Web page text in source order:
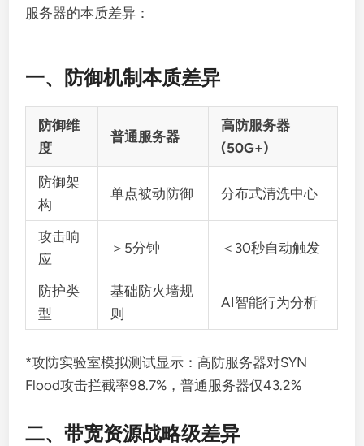
服务器的本质差异：
一、防御机制本质差异
防御维
度
普通服务器
高防服务器
(50G+)
防御架
构
单点被动防御 分布式清洗中心
攻击响
应
＞5分钟 ＜30秒自动触发
防护类
型
基础防火墙规
则
AI智能行为分析
*攻防实验室模拟测试显示：高防服务器对SYN
Flood攻击拦截率98.7%，普通服务器仅43.2%
二、带宽资源战略级差异